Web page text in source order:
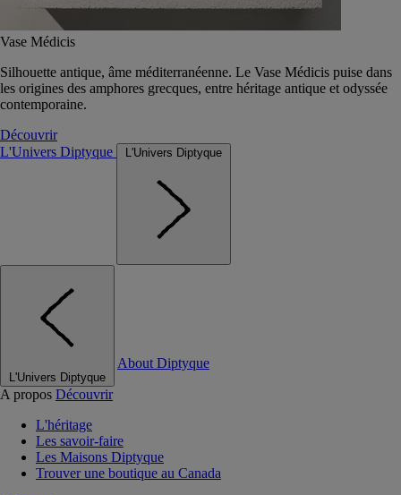
Vase Médicis
Silhouette antique, âme méditerranéenne. Le Vase Médicis puise dans
les origines des amphores grecques, entre héritage antique et odyssée
contemporaine.
Découvrir
L'Univers Diptyque
L'Univers Diptyque
L'Univers Diptyque
About Diptyque
A propos Découvrir
L'héritage
Les savoir-faire
Les Maisons Diptyque
Trouver une boutique au Canada